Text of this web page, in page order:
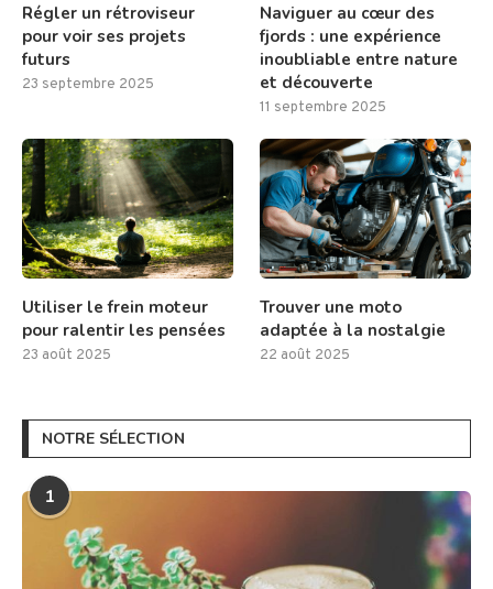
Régler un rétroviseur
pour voir ses projets
futurs
23 septembre 2025
Naviguer au cœur des
fjords : une expérience
inoubliable entre nature
et découverte
11 septembre 2025
Utiliser le frein moteur
pour ralentir les pensées
23 août 2025
Trouver une moto
adaptée à la nostalgie
22 août 2025
NOTRE SÉLECTION
1